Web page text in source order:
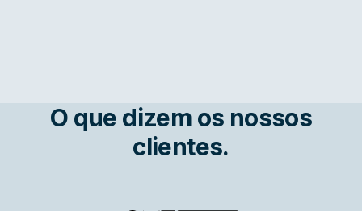
O que dizem os nossos
clientes.